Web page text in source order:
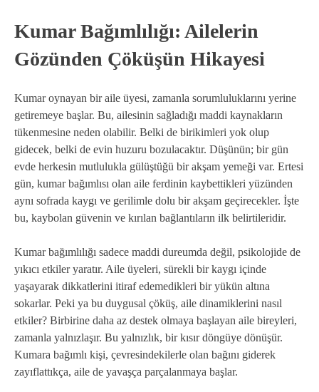
Kumar Bağımlılığı: Ailelerin
Gözünden Çöküşün Hikayesi
Kumar oynayan bir aile üyesi, zamanla sorumluluklarını yerine
getiremeye başlar. Bu, ailesinin sağladığı maddi kaynakların
tükenmesine neden olabilir. Belki de birikimleri yok olup
gidecek, belki de evin huzuru bozulacaktır. Düşünün; bir gün
evde herkesin mutlulukla gülüştüğü bir akşam yemeği var. Ertesi
gün, kumar bağımlısı olan aile ferdinin kaybettikleri yüzünden
aynı sofrada kaygı ve gerilimle dolu bir akşam geçirecekler. İşte
bu, kaybolan güvenin ve kırılan bağlantıların ilk belirtileridir.
Kumar bağımlılığı sadece maddi dureumda değil, psikolojide de
yıkıcı etkiler yaratır. Aile üyeleri, sürekli bir kaygı içinde
yaşayarak dikkatlerini itiraf edemedikleri bir yükün altına
sokarlar. Peki ya bu duygusal çöküş, aile dinamiklerini nasıl
etkiler? Birbirine daha az destek olmaya başlayan aile bireyleri,
zamanla yalnızlaşır. Bu yalnızlık, bir kısır döngüye dönüşür.
Kumara bağımlı kişi, çevresindekilerle olan bağını giderek
zayıflattıkça, aile de yavaşça parçalanmaya başlar.